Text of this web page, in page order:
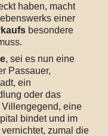
haben, macht
einer
besondere
, sei es nun eine
Passauer,
ein
oder das
eine
bindet und im
zumal die